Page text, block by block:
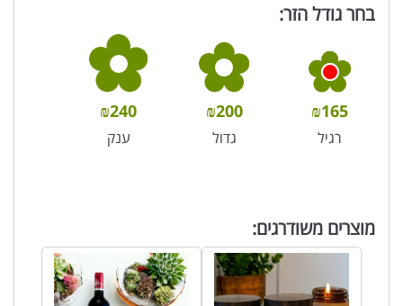
בחר גודל הזר:
₪165
רגיל
₪200
גדול
₪240
ענק
מוצרים משודרגים: